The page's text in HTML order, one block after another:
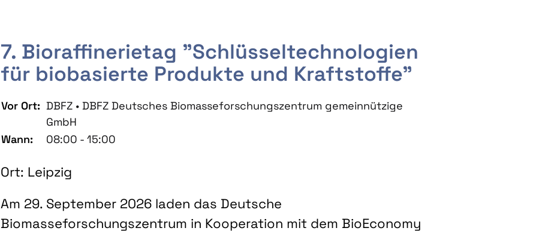
7. Bioraffinerietag "Schlüsseltechnologien
für biobasierte Produkte und Kraftstoffe"
Vor Ort: DBFZ • DBFZ Deutsches Biomasseforschungszentrum gemeinnützige
GmbH
Wann:
08:00 - 15:00
Ort: Leipzig
Am 29. September 2026 laden das Deutsche
Biomasseforschungszentrum in Kooperation mit dem BioEconomy